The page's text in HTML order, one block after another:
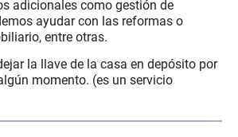
adicionales como gestión de
ayudar con las reformas o
entre otras.
la llave de la casa en depósito por
momento. (es un servicio